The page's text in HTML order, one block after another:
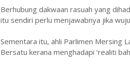
Berhubung dakwaan rasuah yang
itu sendiri perlu menjawabnya jika
Sementara itu, ahli Parlimen Mersing
Bersatu kerana menghadapi ‘realiti